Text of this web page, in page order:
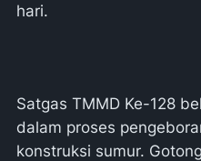
hari.
Satgas TMMD Ke-128
dalam proses
konstruksi sumur.